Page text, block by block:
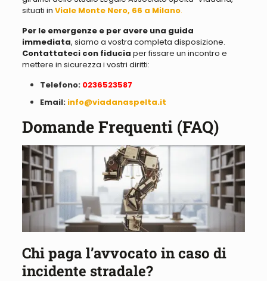
situati in Viale Monte Nero, 66 a Milano.
Per le emergenze e per avere una guida
immediata, siamo a vostra completa disposizione.
Contattateci con fiducia per fissare un incontro e
mettere in sicurezza i vostri diritti:
Telefono: 0236523587
Email: info@viadanaspelta.it
Domande Frequenti (FAQ)
Chi paga l’avvocato in caso di
incidente stradale?